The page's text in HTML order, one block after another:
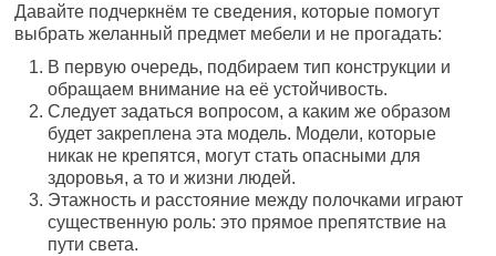
Давайте подчеркнём те сведения, которые помогут
выбрать желанный предмет мебели и не прогадать:
В первую очередь, подбираем тип конструкции и
обращаем внимание на её устойчивость.
Следует задаться вопросом, а каким же образом
будет закреплена эта модель. Модели, которые
никак не крепятся, могут стать опасными для
здоровья, а то и жизни людей.
Этажность и расстояние между полочками играют
существенную роль: это прямое препятствие на
пути света.